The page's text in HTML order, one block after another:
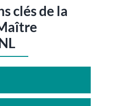
clés de la